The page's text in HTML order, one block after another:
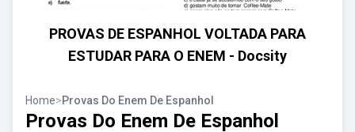
PROVAS DE ESPANHOL VOLTADA PARA
ESTUDAR PARA O ENEM - Docsity
Home>Provas Do Enem De Espanhol
Provas Do Enem De Espanhol